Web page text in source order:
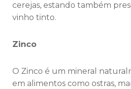
cerejas, estando também
vinho tinto.
Zinco
O Zinco é um mineral
em alimentos como ostras,